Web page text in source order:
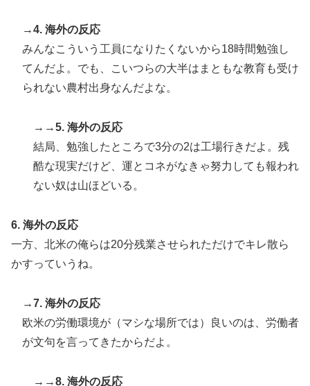
の大復活に米国人が大喜び
▶
韓国人「とある日本の飲食店で、韓国人店員が韓国人団
体客と口論になった理由がこちら・・・」
▶ 韓国人「過去のW杯で韓国代表がドーピング検査をすり
しい…（ﾌﾞﾙﾌﾞﾙ」＝韓国の反応
▶ 大地震が起きても手術をやり遂げる日本の医療チーム、
海外でも凄すぎると絶賛
→4. 海外の反応
みんなこういう工員になりたくないから18時間勉強し
てんだよ。でも、こいつらの大半はまともな教育も受け
られない農村出身なんだよな。
→→5. 海外の反応
結局、勉強したところで3分の2は工場行きだよ。残
酷な現実だけど、運とコネがなきゃ努力しても報われ
ない奴は山ほどいる。
6. 海外の反応
一方、北米の俺らは20分残業させられただけでキレ散ら
かすっていうね。
→7. 海外の反応
欧米の労働環境が（マシな場所では）良いのは、労働者
が文句を言ってきたからだよ。
→→8. 海外の反応